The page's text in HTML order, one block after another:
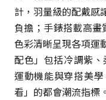
計，羽量級的配戴感
負擔；手錶搭載高畫
色彩清晰呈現各項運
配色」包括冷調紫
運動機能與穿搭美
看」的都會潮流指標。